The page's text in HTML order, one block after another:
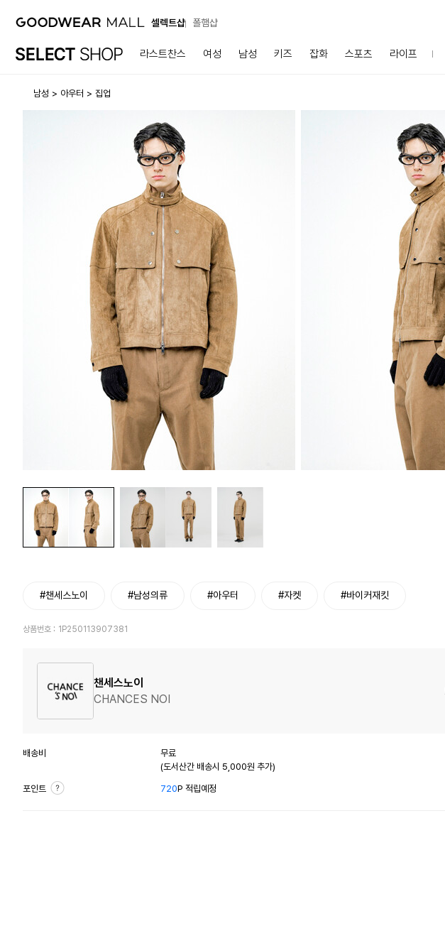
셀렉트샵 폴햄샵
라스트찬스 여성 남성 키즈 잡화 스포츠 라이프
남성 아우터 집업
#챈세스노이 #남성의류 #아우터 #자켓 #바이커재킷
상품번호 : 1P250113907381
챈세스노이
CHANCES NOI
배송비
무료
(도서산간 배송시 5,000원 추가)
포인트 720P 적립예정